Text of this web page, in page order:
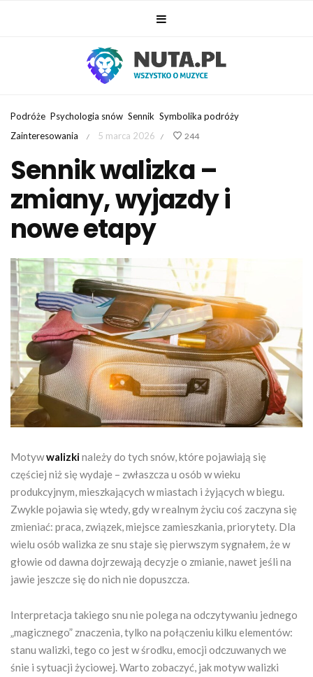
Podróże Psychologia snów Sennik Symbolika podróży
Zainteresowania
/ 5 marca 2026 / 244
Sennik walizka –
zmiany, wyjazdy i
nowe etapy
Motywwalizkinależy do tych snów, które pojawiają się
częściej niż się wydaje – zwłaszcza u osób w wieku
produkcyjnym, mieszkających w miastach i żyjących w biegu.
Zwykle pojawia się wtedy, gdy w realnym życiu coś zaczyna się
zmieniać: praca, związek, miejsce zamieszkania, priorytety. Dla
wielu osób walizka ze snu staje się pierwszym sygnałem, że w
głowie od dawna dojrzewają decyzje o zmianie, nawet jeśli na
jawie jeszcze się do nich nie dopuszcza.
Interpretacja takiego snu nie polega na odczytywaniu jednego
„magicznego” znaczenia, tylko na połączeniu kilku elementów:
stanu walizki, tego co jest w środku, emocji odczuwanych we
śnie i sytuacji życiowej. Warto zobaczyć, jak motyw walizki